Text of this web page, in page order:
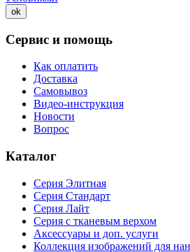
ok
Сервис и помощь
Как оплатить
Доставка
Самовывоз
Видео-инструкция
Новости
Вопрос
Каталог
Серия Элитная
Серия Стандарт
Серия Лайт
Серия с тканевым верхом
Аксессуары и доп. услуги
Коллекция изображений для